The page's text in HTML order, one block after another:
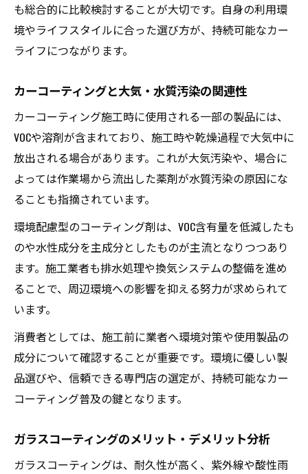
も総合的に比較検討することが大切です。自身の利用環
境やライフスタイルに合った選び方が、持続可能なカー
ライフにつながります。
カーコーティングと大気・水質汚染の関連性
カーコーティング施工時に使用される一部の製品には、
VOCや溶剤が含まれており、施工時や乾燥過程で大気中に
放出される場合があります。これが大気汚染や、場合に
よっては作業場から流出した薬剤が水質汚染の原因にな
ることも指摘されています。
環境配慮型のコーティング剤は、VOC含有量を低減したも
のや水性成分を主成分としたものが主流となりつつあり
ます。施工業者も排水処理や換気システムの整備を進め
ることで、周辺環境への影響を抑える努力が求められて
います。
消費者としては、施工前に業者へ環境対策や使用製品の
成分について確認することが重要です。環境に優しい製
品選びや、信頼できる専門店の選定が、持続可能なカー
コーティング普及の鍵となります。
ガラスコーティングのメリット・デメリット分析
ガラスコーティングは、耐久性が高く、紫外線や酸性雨